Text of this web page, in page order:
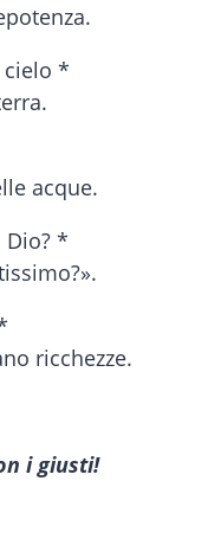
cielo *
acque.
Dio? *
ricchezze.
i giusti!